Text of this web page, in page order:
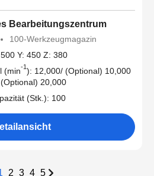
Bearbeitungszentrum
100-Werkzeugmagazin
Y: 450 Z: 380
(min-1): 12,000/ (Optional) 10,000
20,000
(Stk.): 100
2 3 4 5